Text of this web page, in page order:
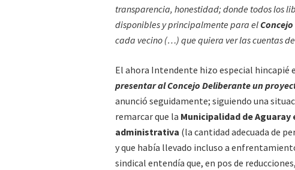
transparencia, honestidad; donde todos los
disponibles y principalmente para el
cada vecino (…) que quiera ver las cuentas
El ahora Intendente hizo especial hincapié
presentar al Concejo Deliberante un
anunció seguidamente; siguiendo una
remarcar que la Municipalidad de
administrativa (la cantidad adecuada de
y que había llevado incluso a
sindical entendía que, en pos de